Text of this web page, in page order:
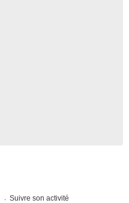
Suivre son activité